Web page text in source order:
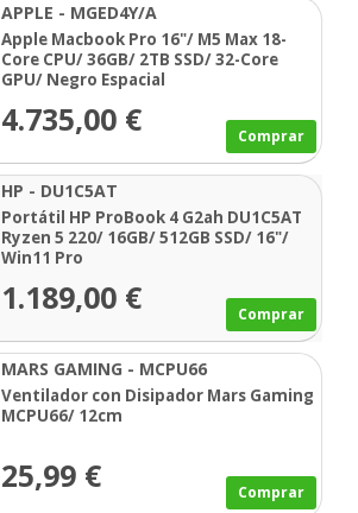
APPLE - MGED4Y/A
Apple Macbook Pro 16"/ M5 Max 18-
Core CPU/ 36GB/ 2TB SSD/ 32-Core
GPU/ Negro Espacial
4.735,00 € Comprar
HP - DU1C5AT
Portátil HP ProBook 4 G2ah DU1C5AT
Ryzen 5 220/ 16GB/ 512GB SSD/ 16"/
Win11 Pro
1.189,00 € Comprar
MARS GAMING - MCPU66
Ventilador con Disipador Mars Gaming
MCPU66/ 12cm
25,99 € Comprar